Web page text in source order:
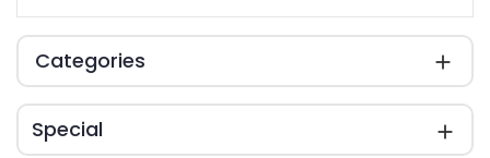
Categories 
Special 